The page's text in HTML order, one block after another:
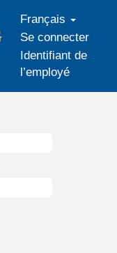
Français
Se connecter
Identifiant de
l’employé